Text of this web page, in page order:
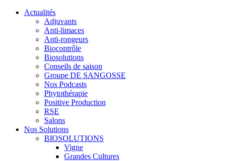
Actualités
Adjuvants
Anti-limaces
Anti-rongeurs
Biocontrôle
Biosolutions
Conseils de saison
Groupe DE SANGOSSE
Nos Podcasts
Phytothérapie
Positive Production
RSE
Salons
Nos Solutions
BIOSOLUTIONS
Vigne
Grandes Cultures